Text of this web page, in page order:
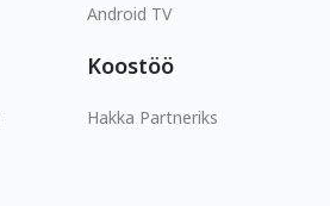
Android TV
Koostöö
Hakka Partneriks